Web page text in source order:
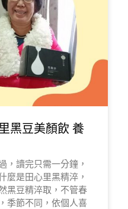
黑豆美顏飲 養
，讀完只需一分鐘，
麼是田心里黑精淬，
黑豆精淬取，不管春
季節不同，依個人喜